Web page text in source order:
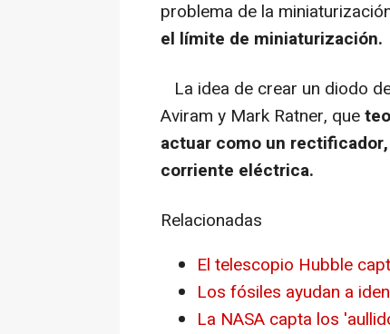
problema de la
el límite de miniaturización.
La idea de crear un diodo
Aviram y Mark Ratner, que
actuar como un
corriente eléctrica.
Relacionadas
El telescopio Hubble
Los fósiles ayudan a
La NASA capta los